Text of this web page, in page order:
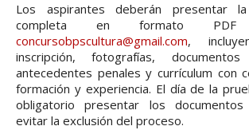
Los aspirantes deberán presentar la
completa en formato
concursobpscultura@gmail.com,
inscripción, fotografías,
antecedentes penales y currículum con
formación y experiencia. El día de la
obligatorio presentar los
evitar la exclusión del proceso.